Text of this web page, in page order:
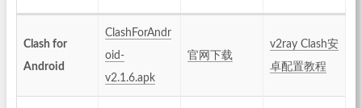
Clash for
Android
ClashForAndr
oid-
v2.1.6.apk
官网下载
v2ray Clash安
卓配置教程